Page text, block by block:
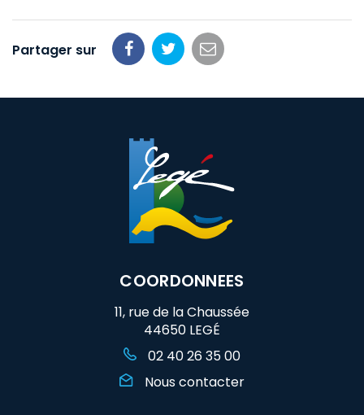
Partager sur
Partager
Facebook
Partager
Twitter
Partager
email
COORDONNEES
11, rue de la Chaussée
44650 LEGÉ
02 40 26 35 00
Nous contacter